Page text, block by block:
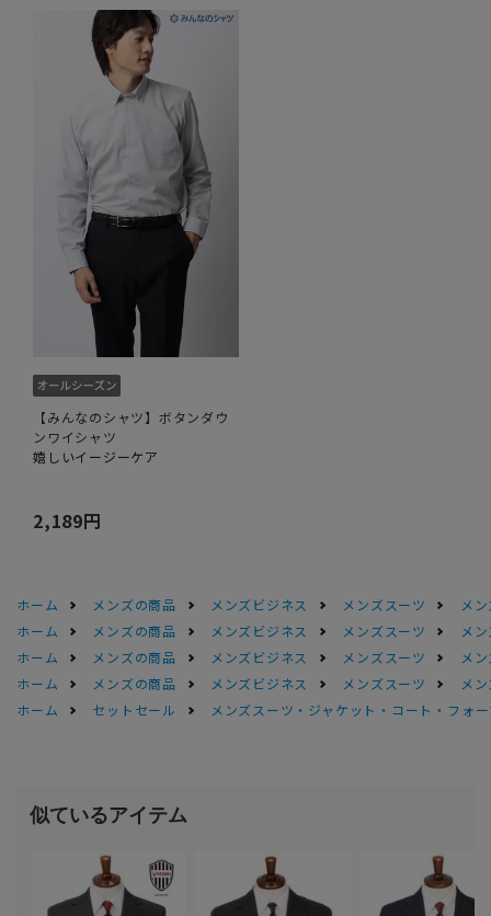
【みんなのシャツ】ボタンダウ
ンワイシャツ
嬉しいイージーケア
2,189円
ホーム メンズの商品 メンズビジネス メンズスーツ
メ
ホーム
メンズの商品 メンズビジネス メンズスーツ
メ
ホーム
メンズの商品 メンズビジネス メンズスーツ
メ
ホーム
メンズの商品 メンズビジネス メンズスーツ
メ
ホーム
セットセール メンズスーツ・ジャケット・コート・フォ